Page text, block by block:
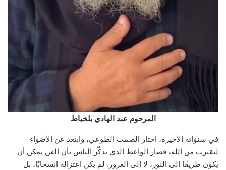
المرحوم عبد الهادي بلخياط
في سنواته الأخيرة، اختار الصمت الطوعي، وابتعد عن الأضواء
ليقترب من الله، فصار الواعظ الذي يذكّر الناس بأن الفن يمكن أن
يكون طريقًا إلى النور، لا إلى الغرور. لم يكن اعتزاله انسحابًا، بل